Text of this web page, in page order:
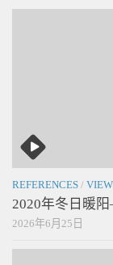
REFERENCES / VIEW
2020年冬日暖
2026年6月25日